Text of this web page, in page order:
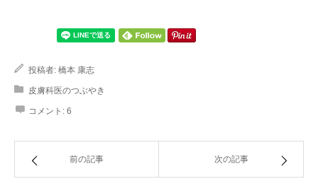
投稿者: 橋本 康志
皮膚科医のつぶやき
コメント: 6
前の記事 次の記事